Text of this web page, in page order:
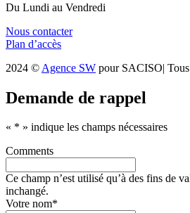
Du Lundi au Vendredi
Nous contacter
Plan d’accès
2024 © Agence SW pour SACISO|
Demande de rappel
« * » indique les champs nécessaires
Comments
Ce champ n’est utilisé qu’à des fins de
inchangé.
Votre nom*